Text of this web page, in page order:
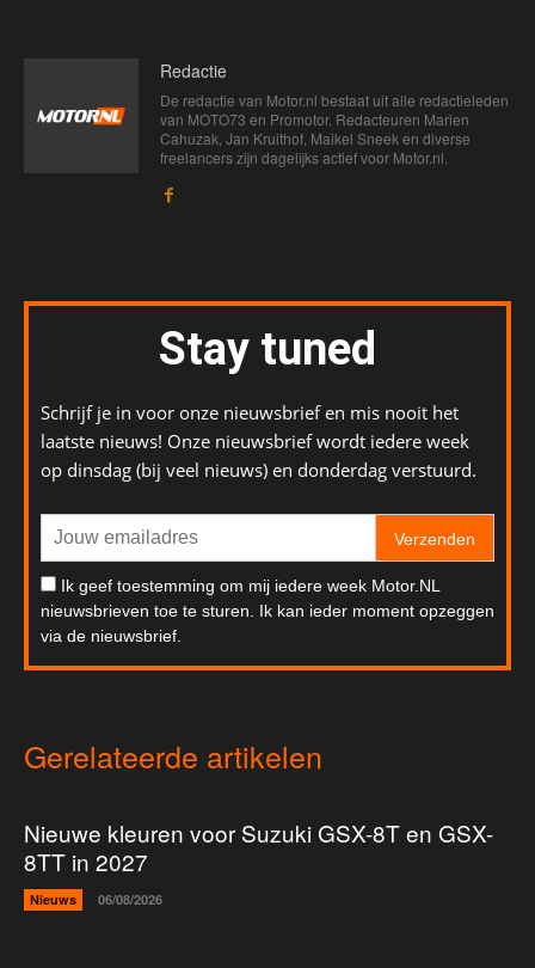
Redactie
De redactie van Motor.nl bestaat uit alle redactieleden
van MOTO73 en Promotor. Redacteuren Marien
Cahuzak, Jan Kruithof, Maikel Sneek en diverse
freelancers zijn dagelijks actief voor Motor.nl.
Stay tuned
Schrijf je in voor onze nieuwsbrief en mis nooit het
laatste nieuws! Onze nieuwsbrief wordt iedere week
op dinsdag (bij veel nieuws) en donderdag verstuurd.
Verzenden
Ik geef toestemming om mij iedere week Motor.NL
nieuwsbrieven toe te sturen. Ik kan ieder moment opzeggen
via de nieuwsbrief.
Gerelateerde artikelen
Nieuwe kleuren voor Suzuki GSX-8T en GSX-
8TT in 2027
Nieuws 06/08/2026